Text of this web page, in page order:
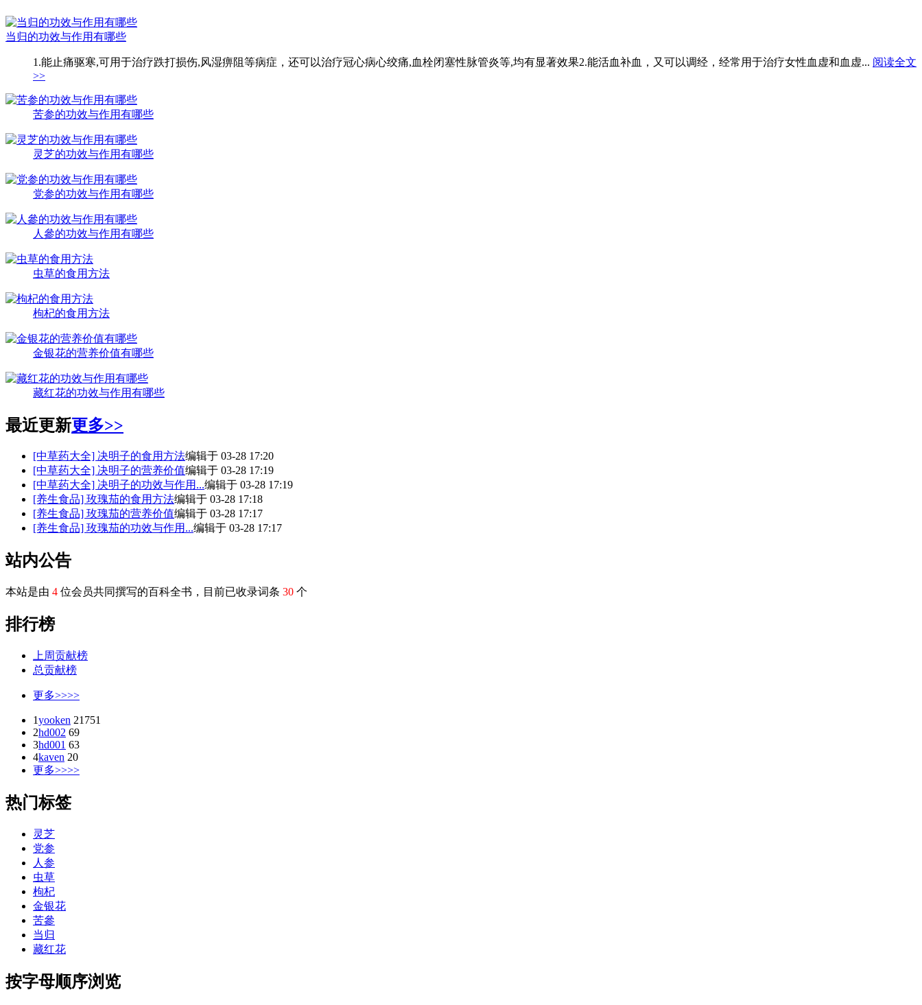
当归的功效与作用有哪些
1.能止痛驱寒,可用于治疗跌打损伤,风湿痹阻等病症，还可以治疗冠心病心绞痛,血栓闭塞性脉管炎等,均有显著效果2.能活血补血，又可以调经，经常用于治疗女性血虚和血虚... 阅读全文
>>
苦参的功效与作用有哪些
灵芝的功效与作用有哪些
党参的功效与作用有哪些
人參的功效与作用有哪些
虫草的食用方法
枸杞的食用方法
金银花的营养价值有哪些
藏红花的功效与作用有哪些
最近更新更多>>
[中草药大全] 决明子的食用方法编辑于 03-28 17:20
[中草药大全] 决明子的营养价值编辑于 03-28 17:19
[中草药大全] 决明子的功效与作用...编辑于 03-28 17:19
[养生食品] 玫瑰茄的食用方法编辑于 03-28 17:18
[养生食品] 玫瑰茄的营养价值编辑于 03-28 17:17
[养生食品] 玫瑰茄的功效与作用...编辑于 03-28 17:17
站内公告
本站是由 4 位会员共同撰写的百科全书，目前已收录词条 30 个
排行榜
上周贡献榜
总贡献榜
更多>>>>
1yooken 21751
2hd002 69
3hd001 63
4kaven 20
更多>>>>
热门标签
灵芝
党参
人参
虫草
枸杞
金银花
苦參
当归
藏红花
按字母顺序浏览